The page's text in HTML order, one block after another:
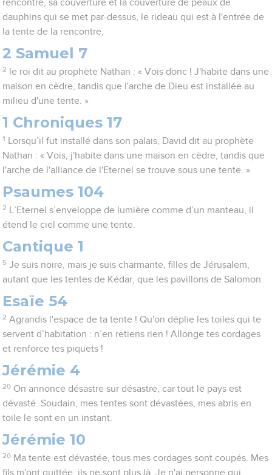
rencontre, sa couverture et la couverture de peaux de
dauphins qui se met par-dessus, le rideau qui est à l'entrée de
la tente de la rencontre,
2 Samuel 7
2
le roi dit au prophète Nathan : « Vois donc ! J'habite dans une
maison en cèdre, tandis que l'arche de Dieu est installée au
milieu d'une tente. »
1 Chroniques 17
1
Lorsqu’il fut installé dans son palais, David dit au prophète
Nathan : « Vois, j'habite dans une maison en cèdre, tandis que
l'arche de l'alliance de l'Eternel se trouve sous une tente. »
Psaumes 104
2
L’Eternel s’enveloppe de lumière comme d’un manteau, il
étend le ciel comme une tente.
Cantique 1
5 Je suis noire, mais je suis charmante, filles de Jérusalem,
autant que les tentes de Kédar, que les pavillons de Salomon.
Esaïe 54
2 Agrandis l'espace de ta tente ! Qu'on déplie les toiles qui te
servent d’habitation : n’en retiens rien ! Allonge tes cordages
et renforce tes piquets !
Jérémie 4
20 On annonce désastre sur désastre, car tout le pays est
dévasté. Soudain, mes tentes sont dévastées, mes abris en
toile le sont en un instant.
Jérémie 10
20 Ma tente est dévastée, tous mes cordages sont coupés. Mes
fils m'ont quittée, ils ne sont plus là. Je n'ai personne qui